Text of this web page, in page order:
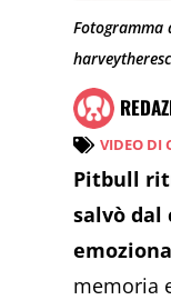
VIDEO DI
Pitbull
salvò dal
memoria